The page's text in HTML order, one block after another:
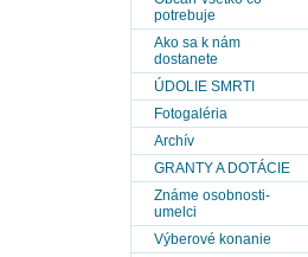
potrebuje
Ako sa k nám
dostanete
ÚDOLIE SMRTI
Fotogaléria
Archív
GRANTY A DOTÁCIE
Známe osobnosti-
umelci
Výberové konanie